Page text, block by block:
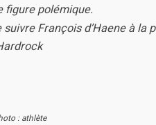
figure polémique.
François d’Haene à la
: athlète